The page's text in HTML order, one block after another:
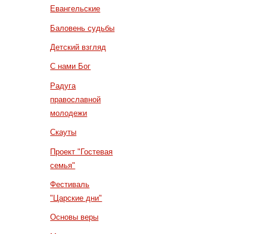
Евангельские
Баловень судьбы
Детский взгляд
С нами Бог
Радуга
православной
молодежи
Скауты
Проект "Гостевая
семья"
Фестиваль
"Царские дни"
Основы веры